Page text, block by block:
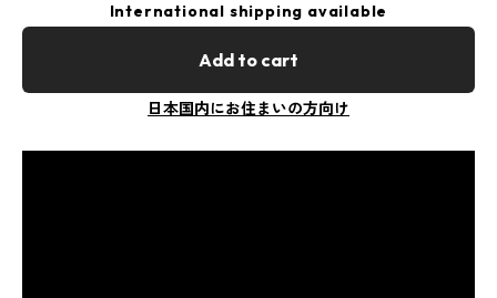
International shipping available
Add to cart
日本国内にお住まいの方向け